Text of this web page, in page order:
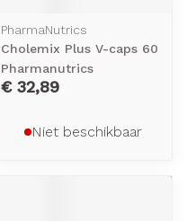
PharmaNutrics
Cholemix Plus V-caps 60
Pharmanutrics
€ 32,89
Niet beschikbaar